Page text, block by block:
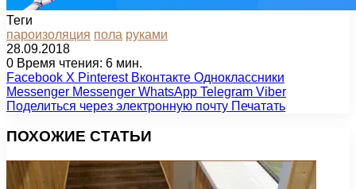
Теги
пароизоляция пола руками
28.09.2018
0 Время чтения: 6 мин.
Facebook X Pinterest Вконтакте Одноклассники
Messenger Messenger WhatsApp Telegram Viber
Поделиться через электронную почту Печатать
ПОХОЖИЕ СТАТЬИ